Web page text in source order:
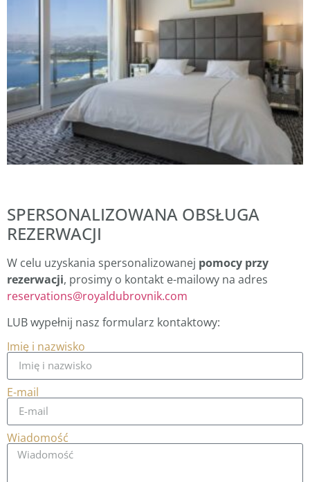
SPERSONALIZOWANA OBSŁUGA
REZERWACJI
W celu uzyskania spersonalizowanej pomocy przy
rezerwacji, prosimy o kontakt e-mailowy na adres
reservations@royaldubrovnik.com
LUB wypełnij nasz formularz kontaktowy:
Imię i nazwisko
E-mail
Wiadomość